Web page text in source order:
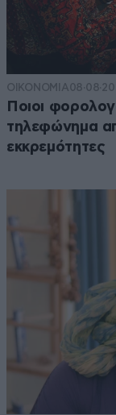
ΟΙΚΟΝΟΜΙΑ
Ποιοι
τηλεφώνημα
εκκρεμότητες